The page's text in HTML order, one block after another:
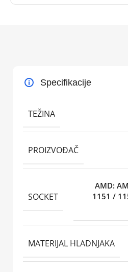
Specifikacije
TEŽINA
PROIZVOĐAČ
SOCKET
AMD:
1151 /
MATERIJAL HLADNJAKA